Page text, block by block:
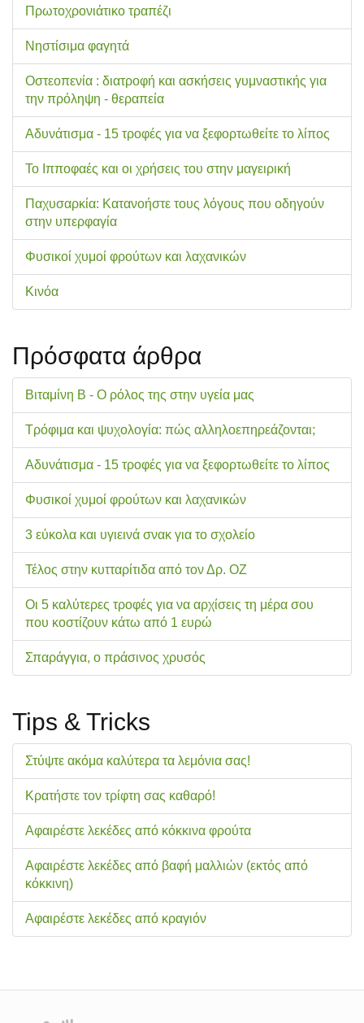
Πρωτοχρονιάτικο τραπέζι
Νηστίσιμα φαγητά
Οστεοπενία : διατροφή και ασκήσεις γυμναστικής για
την πρόληψη - θεραπεία
Αδυνάτισμα - 15 τροφές για να ξεφορτωθείτε το λίπος
Το Ιπποφαές και οι χρήσεις του στην μαγειρική
Παχυσαρκία: Κατανοήστε τους λόγους που οδηγούν
στην υπερφαγία
Φυσικοί χυμοί φρούτων και λαχανικών
Κινόα
Πρόσφατα άρθρα
Βιταμίνη Β - Ο ρόλος της στην υγεία μας
Τρόφιμα και ψυχολογία: πώς αλληλοεπηρεάζονται;
Αδυνάτισμα - 15 τροφές για να ξεφορτωθείτε το λίπος
Φυσικοί χυμοί φρούτων και λαχανικών
3 εύκολα και υγιεινά σνακ για το σχολείo
Τέλος στην κυτταρίτιδα από τον Δρ. ΟΖ
Οι 5 καλύτερες τροφές για να αρχίσεις τη μέρα σου
που κοστίζουν κάτω από 1 ευρώ
Σπαράγγια, ο πράσινος χρυσός
Tips & Tricks
Στύψτε ακόμα καλύτερα τα λεμόνια σας!
Κρατήστε τον τρίφτη σας καθαρό!
Αφαιρέστε λεκέδες από κόκκινα φρούτα
Αφαιρέστε λεκέδες από βαφή μαλλιών (εκτός από
κόκκινη)
Αφαιρέστε λεκέδες από κραγιόν